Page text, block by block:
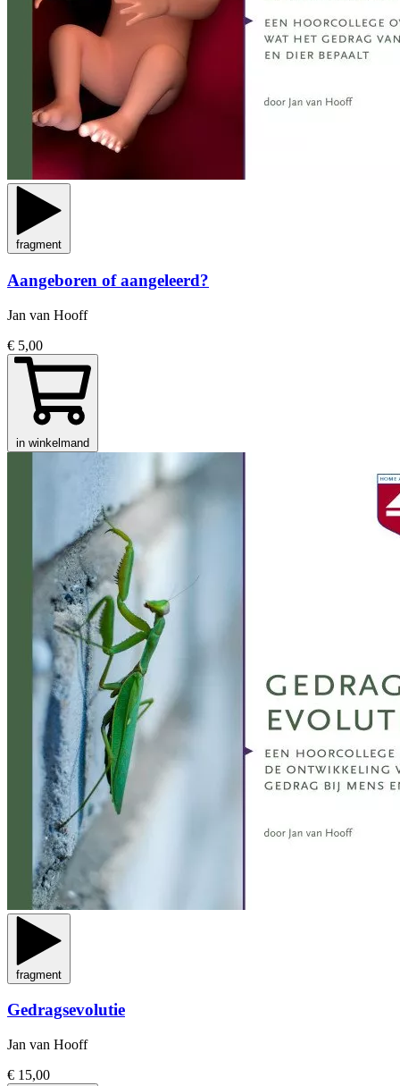
fragment
Aangeboren of aangeleerd?
Jan van Hooff
€ 5,00
in winkelmand
fragment
Gedragsevolutie
Jan van Hooff
€ 15,00